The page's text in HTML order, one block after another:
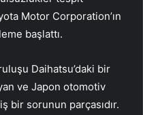
Motor Corporation’ın
başlattı.
Daihatsu’daki bir
ve Japon otomotiv
bir sorunun parçasıdır.